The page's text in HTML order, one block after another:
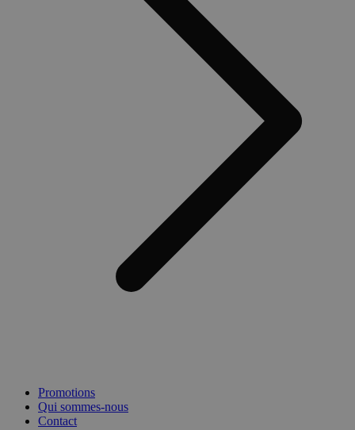
Promotions
Qui sommes-nous
Contact